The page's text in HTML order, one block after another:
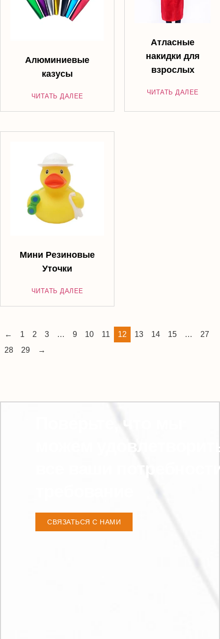
Алюминиевые
казусы
ЧИТАТЬ ДАЛЕЕ
Атласные
накидки для
взрослых
ЧИТАТЬ ДАЛЕЕ
Мини Резиновые
Уточки
ЧИТАТЬ ДАЛЕЕ
← 1 2 3 … 9 10 11 12 13 14 15 …
27
28
29 →
Поверьте, что мы
можем
все ваши
СВЯЗАТЬСЯ С НАМИ